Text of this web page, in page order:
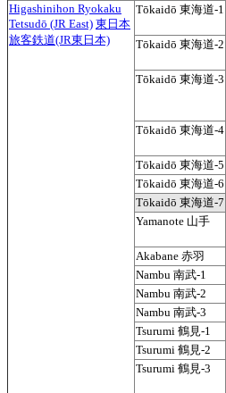
Higashinihon Ryokaku
Tetsudō (JR East) 東日本
旅客鉄道(JR東日本)
Tōkaidō 東海道-1
Tōkaidō 東海道-2
Tōkaidō 東海道-3
Tōkaidō 東海道-4
Tōkaidō 東海道-5
Tōkaidō 東海道-6
Tōkaidō 東海道-7
Yamanote 山手
Akabane 赤羽
Nambu 南武-1
Nambu 南武-2
Nambu 南武-3
Tsurumi 鶴見-1
Tsurumi 鶴見-2
Tsurumi 鶴見-3